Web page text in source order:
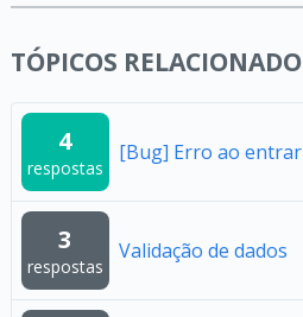
TÓPICOS
4
respostas
[Bug] Erro ao
3
respostas
Validação de dados